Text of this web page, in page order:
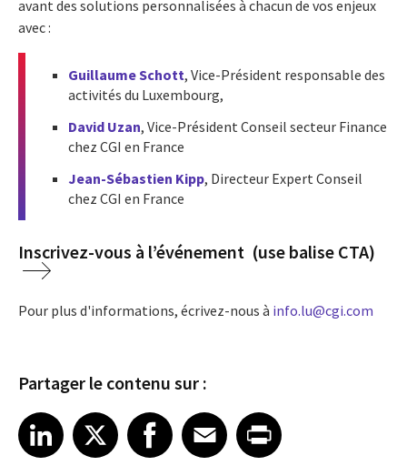
avant des solutions personnalisées à chacun de vos enjeux
avec :
Guillaume Schott, Vice-Président responsable des
activités du Luxembourg,
David Uzan, Vice-Président Conseil secteur Finance
chez CGI en France
Jean-Sébastien Kipp, Directeur Expert Conseil
chez CGI en France
Inscrivez-vous à l’événement (use balise CTA)
Pour plus d'informations, écrivez-nous à info.lu@cgi.com
Partager le contenu sur :
Share article on LinkedIn
LinkedIn
Share article on XShare article on Facebook
Facebook
Share article on Email
EmailShare article on Print